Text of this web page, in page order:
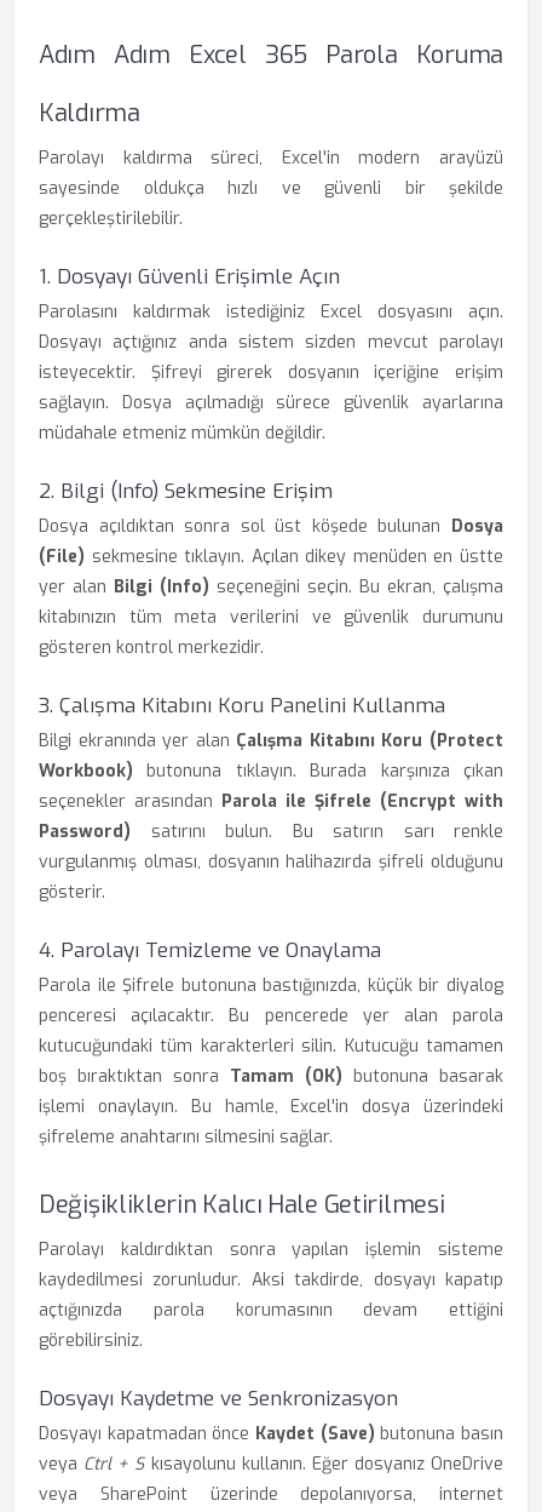
Adım Adım Excel 365 Parola Koruma
Kaldırma
Parolayı kaldırma süreci, Excel'in modern arayüzü
sayesinde oldukça hızlı ve güvenli bir şekilde
gerçekleştirilebilir.
1. Dosyayı Güvenli Erişimle Açın
Parolasını kaldırmak istediğiniz Excel dosyasını açın.
Dosyayı açtığınız anda sistem sizden mevcut parolayı
isteyecektir. Şifreyi girerek dosyanın içeriğine erişim
sağlayın. Dosya açılmadığı sürece güvenlik ayarlarına
müdahale etmeniz mümkün değildir.
2. Bilgi (Info) Sekmesine Erişim
Dosya açıldıktan sonra sol üst köşede bulunan Dosya
(File) sekmesine tıklayın. Açılan dikey menüden en üstte
yer alan Bilgi (Info) seçeneğini seçin. Bu ekran, çalışma
kitabınızın tüm meta verilerini ve güvenlik durumunu
gösteren kontrol merkezidir.
3. Çalışma Kitabını Koru Panelini Kullanma
Bilgi ekranında yer alan Çalışma Kitabını Koru (Protect
Workbook) butonuna tıklayın. Burada karşınıza çıkan
seçenekler arasından Parola ile Şifrele (Encrypt with
Password) satırını bulun. Bu satırın sarı renkle
vurgulanmış olması, dosyanın halihazırda şifreli olduğunu
gösterir.
4. Parolayı Temizleme ve Onaylama
Parola ile Şifrele butonuna bastığınızda, küçük bir diyalog
penceresi açılacaktır. Bu pencerede yer alan parola
kutucuğundaki tüm karakterleri silin. Kutucuğu tamamen
boş bıraktıktan sonra Tamam (OK) butonuna basarak
işlemi onaylayın. Bu hamle, Excel'in dosya üzerindeki
şifreleme anahtarını silmesini sağlar.
Değişikliklerin Kalıcı Hale Getirilmesi
Parolayı kaldırdıktan sonra yapılan işlemin sisteme
kaydedilmesi zorunludur. Aksi takdirde, dosyayı kapatıp
açtığınızda parola korumasının devam ettiğini
görebilirsiniz.
Dosyayı Kaydetme ve Senkronizasyon
Dosyayı kapatmadan önce Kaydet (Save) butonuna basın
veya Ctrl + Skısayolunu kullanın. Eğer dosyanız OneDrive
veya SharePoint üzerinde depolanıyorsa, internet